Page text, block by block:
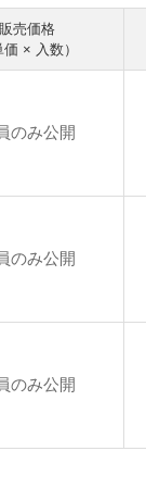
販売価格
価 × 入数）
のみ公開
のみ公開
のみ公開